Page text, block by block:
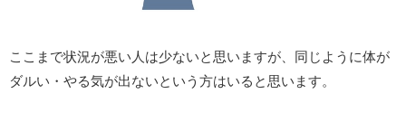
ここまで状況が悪い人は少ないと思いますが、同じように体が
ダルい・やる気が出ないという方はいると思います。